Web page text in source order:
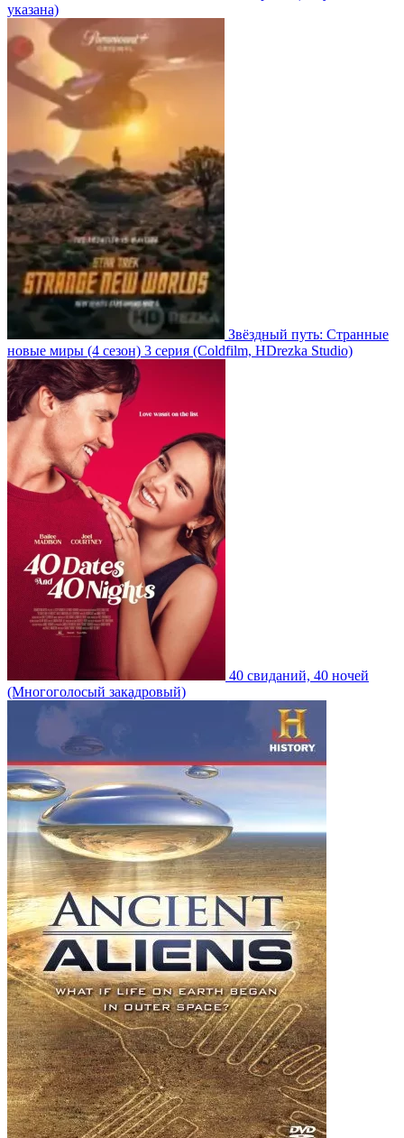
указана)
Звёздный путь: Странные
новые миры (4 сезон) 3 серия (Coldfilm, HDrezka Studio)
40 свиданий, 40 ночей
(Многоголосый закадровый)